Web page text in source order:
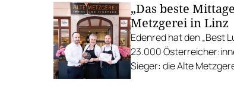
„Das beste
Metzgerei in Linz
Edenred hat den „Best
23.000
Sieger: die Alte